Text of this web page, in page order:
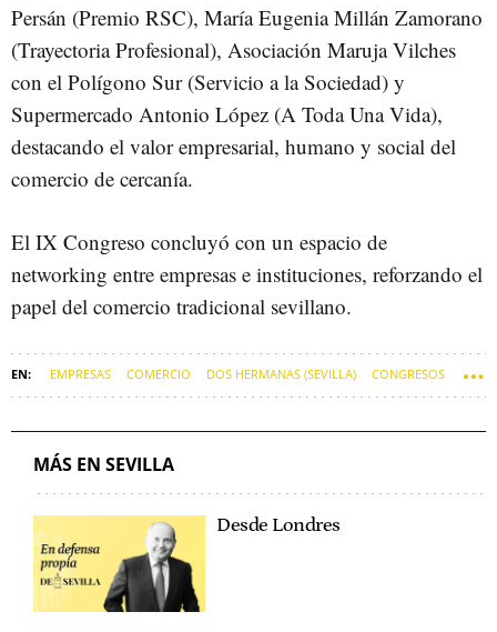
Persán (Premio RSC), María Eugenia Millán Zamorano
(Trayectoria Profesional), Asociación Maruja Vilches
con el Polígono Sur (Servicio a la Sociedad) y
Supermercado Antonio López (A Toda Una Vida),
destacando el valor empresarial, humano y social del
comercio de cercanía.
El IX Congreso concluyó con un espacio de
networking entre empresas e instituciones, reforzando el
papel del comercio tradicional sevillano.
EMPRESAS COMERCIO DOS HERMANAS (SEVILLA) CONGRESOS
MÁS EN SEVILLA
Desde Londres